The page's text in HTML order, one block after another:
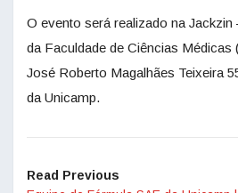
O evento será realizado na
da Faculdade de Ciências Médicas
José Roberto Magalhães Teixeira
da Unicamp.
Read Previous